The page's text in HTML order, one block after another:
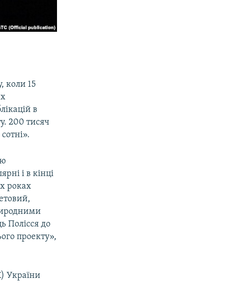
коли 15
в
200 тисяч
і в кінці
роках
Полісся до
проекту»,
України